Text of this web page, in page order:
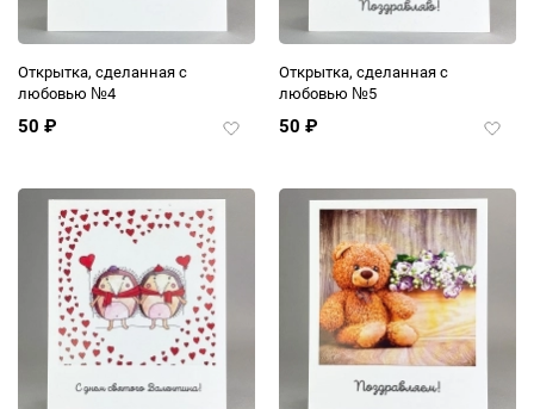
Открытка, сделанная с
любовью №4
50 ₽
Добавить
Открытка, сделанная с
любовью №5
50 ₽